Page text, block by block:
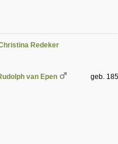
Redeker
van Epen
geb.